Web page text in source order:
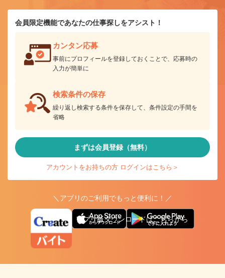
会員限定機能であなたの仕事探しをアシスト！
カンタン応募
事前にプロフィールを登録しておくことで、応募時の
入力が簡単に
検索条件の保存
繰り返し検索する条件を保存して、条件設定の手間を
省略
まずは会員登録（無料）
アカウントをお持ちの方 ログインはこちら＞
＼アプリのご利用でもっと便利に！／
アプリ版ダウンロードはこちらから